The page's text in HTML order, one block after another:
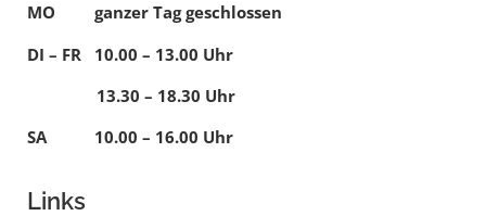
MO ganzer Tag geschlossen
DI – FR 10.00 – 13.00 Uhr
13.30 – 18.30 Uhr
SA 10.00 – 16.00 Uhr
Links